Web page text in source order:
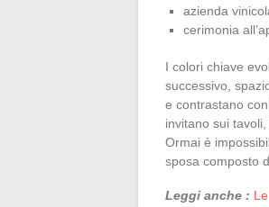
azienda
cerimonia
I colori chiave
successivo,
e contrastano
invitano sui
Ormai è
sposa composto
Leggi anche :